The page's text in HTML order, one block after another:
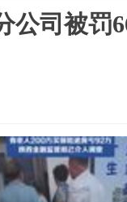
公司被罚